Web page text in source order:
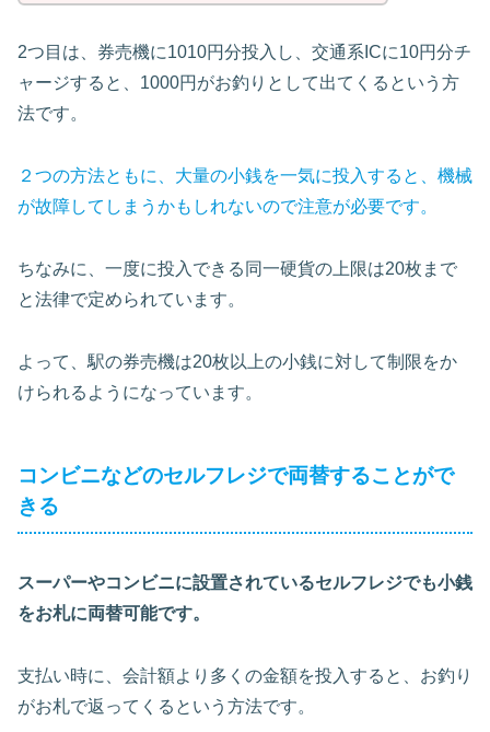
2つ目は、券売機に1010円分投入し、交通系ICに10円分チ
ャージすると、1000円がお釣りとして出てくるという方
法です。
２つの方法ともに、大量の小銭を一気に投入すると、機械
が故障してしまうかもしれないので注意が必要です。
ちなみに、一度に投入できる同一硬貨の上限は20枚まで
と法律で定められています。
よって、駅の券売機は20枚以上の小銭に対して制限をか
けられるようになっています。
コンビニなどのセルフレジで両替することがで
きる
スーパーやコンビニに設置されているセルフレジでも小銭
をお札に両替可能です。
支払い時に、会計額より多くの金額を投入すると、お釣り
がお札で返ってくるという方法です。